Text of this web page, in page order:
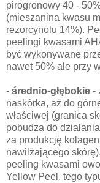
pirogronowy 40 -
(mieszanina kwasu
rezorcynolu 14%).
peelingi kwasami
być wykonywane
nawet 50% ale przy
- średnio-głębokie -
naskórka, aż do
właściwej (granica
pobudza do
za produkcję
nawilżającego
peeling kwasami
Yellow Peel, tego